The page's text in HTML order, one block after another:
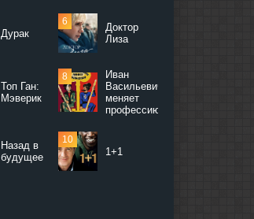
Дурак
Доктор
Лиза
Топ Ган:
Мэверик
Иван
Васильевич
меняет
профессию
Назад в
будущее
1+1